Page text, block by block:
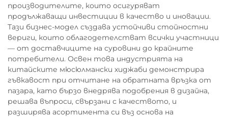
производителите, които осигуряват
продължаващи инвестиции в качество и иновации.
Тази бизнес-модел създава устойчиви стойностни
вериги, които облагодетелстват всички участници
— от доставчиците на суровини до крайните
потребители. Освен това индустрията на
китайските мюсюлмански хиджаби демонстрира
гъвкавост при отчитане на обратната връзка от
пазара, като бързо внедрява подобрения в дизайна,
решава въпроси, свързани с качеството, и
разширява асортимента си въз основа на